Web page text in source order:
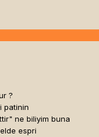
?
patinin
ne biliyim buna
espri